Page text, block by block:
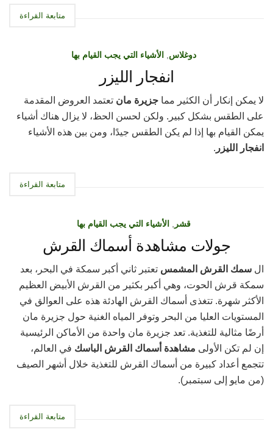
متابعة القراءة
دوغلاس الأشياء التي يجب القيام بها
انفجار الليزر
لا يمكن إنكار أن الكثير مما جزيرة مان تعتمد العروض المقدمة
على الطقس بشكل كبير. ولكن لحسن الحظ، لا يزال هناك أشياء
يمكن القيام بها إذا لم يكن الطقس جيدًا، ومن بين هذه الأشياء
انفجار الليزر .
متابعة القراءة
قشر الأشياء التي يجب القيام بها
جولات مشاهدة أسماك القرش
ال سمك القرش المشمس تعتبر ثاني أكبر سمكة في البحر، بعد
سمكة قرش الحوت، وهي أكبر بكثير من القرش الأبيض العظيم
الأكثر شهرة. تتغذى أسماك القرش الهادئة هذه على العوالق في
المستويات العليا من البحر وتوفر المياه الغنية حول جزيرة مان
أرضًا مثالية للتغذية. تعد جزيرة مان واحدة من الأماكن الرئيسية
إن لم تكن الأولى مشاهدة أسماك القرش الباسك في العالم،
تتجمع أعداد كبيرة من أسماك القرش للتغذية خلال أشهر الصيف
(من مايو إلى سبتمبر).
متابعة القراءة